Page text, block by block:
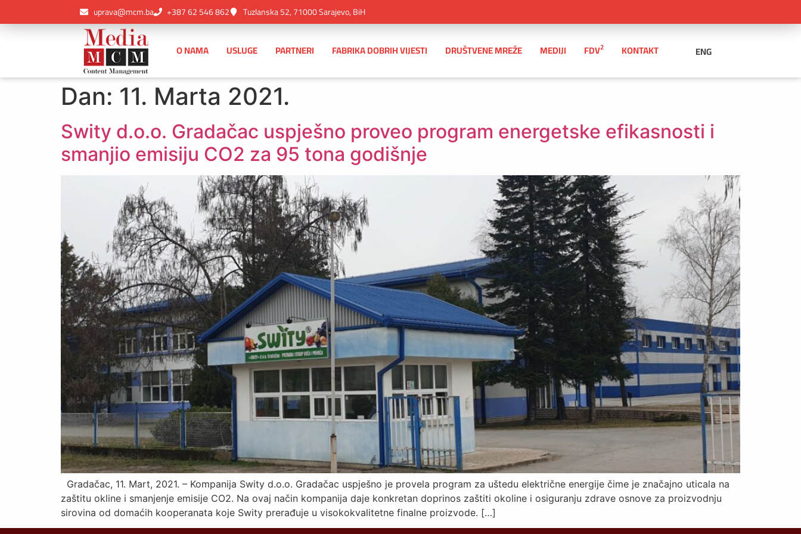
uprava@mcm.ba +387 62 546 862 Tuzlanska 52, 71000 Sarajevo, BiH
O NAMA USLUGE PARTNERI FABRIKA DOBRIH VIJESTI DRUŠTVENE MREŽE MEDIJI FDV2 KONTAKT ENG
Dan: 11. Marta 2021.
Swity d.o.o. Gradačac uspješno proveo program energetske efikasnosti i
smanjio emisiju CO2 za 95 tona godišnje
Gradačac, 11. Mart, 2021. – Kompanija Swity d.o.o. Gradačac uspješno je provela program za uštedu električne energije čime je značajno uticala na
zaštitu okline i smanjenje emisije CO2. Na ovaj način kompanija daje konkretan doprinos zaštiti okoline i osiguranju zdrave osnove za proizvodnju
sirovina od domaćih kooperanata koje Swity prerađuje u visokokvalitetne finalne proizvode. […]